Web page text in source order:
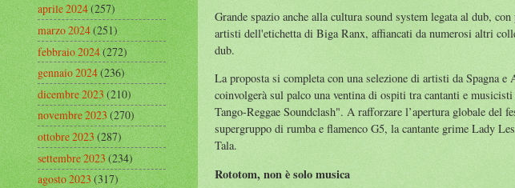
Grande spazio anche alla cultura sound system legata al dub,
artisti dell'etichetta di Biga Ranx, affiancati da numerosi altri
dub.
La proposta si completa con una selezione di artisti da Spagna
coinvolgerà sul palco una ventina di ospiti tra cantanti e
Tango-Reggae Soundclash". A rafforzare l’apertura globale
supergruppo di rumba e flamenco G5, la cantante grime Lady
Tala.
Rototom, non è solo musica
aprile 2024(257)
marzo 2024(251)
febbraio 2024(272)
gennaio 2024(236)
dicembre 2023(210)
novembre 2023(270)
ottobre 2023(287)
settembre 2023(234)
agosto 2023(317)